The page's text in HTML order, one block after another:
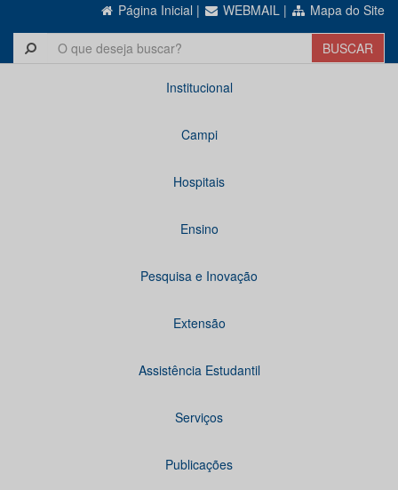
Página Inicial | WEBMAIL | Mapa do Site
Institucional
Campi
Hospitais
Ensino
Pesquisa e Inovação
Extensão
Assistência Estudantil
Serviços
Publicações